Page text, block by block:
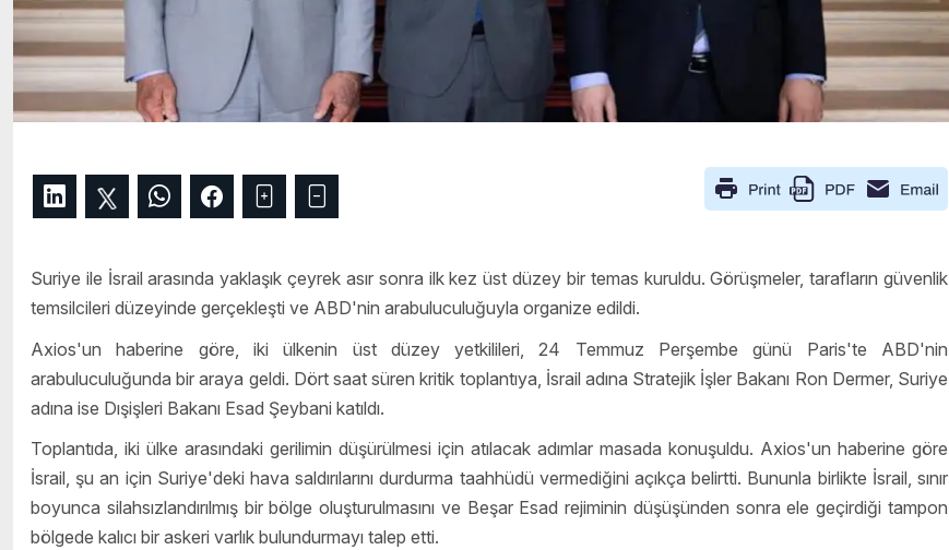
Suriye ile İsrail arasında yaklaşık çeyrek asır sonra ilk kez üst düzey bir temas kuruldu. Görüşmeler, tarafların güvenlik
temsilcileri düzeyinde gerçekleşti ve ABD'nin arabuluculuğuyla organize edildi.
Axios'un haberine göre, iki ülkenin üst düzey yetkilileri, 24 Temmuz Perşembe günü Paris'te ABD'nin
arabuluculuğunda bir araya geldi. Dört saat süren kritik toplantıya, İsrail adına Stratejik İşler Bakanı Ron Dermer, Suriye
adına ise Dışişleri Bakanı Esad Şeybani katıldı.
Toplantıda, iki ülke arasındaki gerilimin düşürülmesi için atılacak adımlar masada konuşuldu. Axios'un haberine göre
İsrail, şu an için Suriye'deki hava saldırılarını durdurma taahhüdü vermediğini açıkça belirtti. Bununla birlikte İsrail, sınır
boyunca silahsızlandırılmış bir bölge oluşturulmasını ve Beşar Esad rejiminin düşüşünden sonra ele geçirdiği tampon
bölgede kalıcı bir askeri varlık bulundurmayı talep etti.